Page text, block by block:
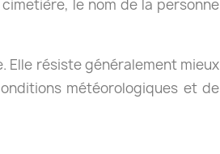
le nom de la personne
Elle résiste généralement mieux
météorologiques et de